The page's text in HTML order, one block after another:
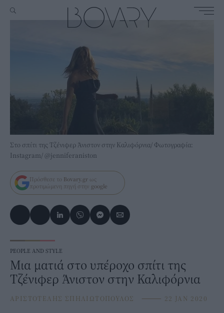
Στο σπίτι της Τζένιφερ Άνιστον στην Καλιφόρνια/ Φωτογραφία:
Instagram/ @jenniferaniston
Πρόσθεσε το Bovary.gr ως
προτιμώμενη πηγή στην google
PEOPLE AND STYLE
Μια ματιά στο υπέροχο σπίτι της
Τζένιφερ Άνιστον στην Καλιφόρνια
ΑΡΙΣΤΟΤΕΛΗΣ ΣΠΗΛΙΩΤΟΠΟΥΛΟΣ ⸻ 22 JAN 2020